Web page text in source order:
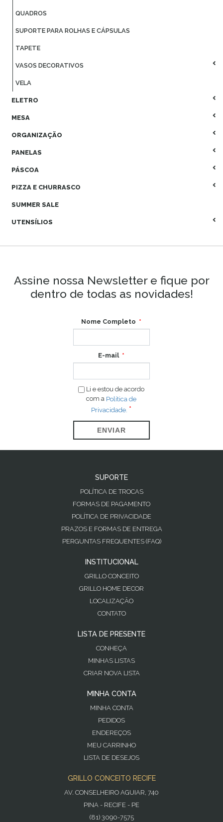
QUADROS
SUPORTE PARA ROLHAS E CÁPSULAS
TAPETE
VASOS DECORATIVOS
VELA
ELETRO
MESA
ORGANIZAÇÃO
PANELAS
PÁSCOA
PIZZA E CHURRASCO
SUMMER SALE
UTENSÍLIOS
Assine nossa Newsletter e fique por
dentro de todas as novidades!
Nome Completo
E-mail
Li e estou de acordo
com a Política de
Privacidade.
ENVIAR
SUPORTE
POLÍTICA DE TROCAS
FORMAS DE PAGAMENTO
POLÍTICA DE PRIVACIDADE
PRAZOS E FORMAS DE ENTREGA
PERGUNTAS FREQUENTES (FAQ)
INSTITUCIONAL
GRILLO CONCEITO
GRILLO HOME DECOR
LOCALIZAÇÃO
CONTATO
LISTA DE PRESENTE
CONHEÇA
MINHAS LISTAS
CRIAR NOVA LISTA
MINHA CONTA
MINHA CONTA
PEDIDOS
ENDEREÇOS
MEU CARRINHO
LISTA DE DESEJOS
GRILLO CONCEITO RECIFE
AV. CONSELHEIRO AGUIAR, 740
PINA - RECIFE - PE
(81) 3090-7575